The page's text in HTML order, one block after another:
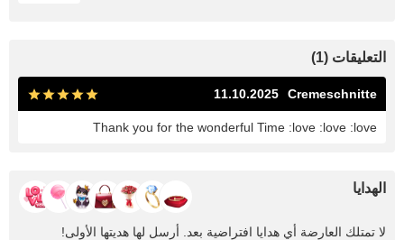
التعليقات (1)
Cremeschnitte
11.10.2025
Thank you for the wonderful Time :love :love :love
الهدايا
لا تمتلك العارضة أي هدايا افتراضية بعد. أرسل لها هديتها الأولى!